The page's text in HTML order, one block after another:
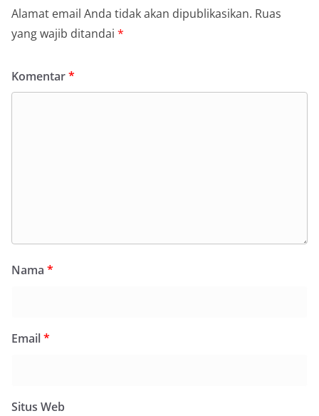
Alamat email Anda tidak akan dipublikasikan. Ruas
yang wajib ditandai *
Komentar*
Nama *
Email*
Situs Web